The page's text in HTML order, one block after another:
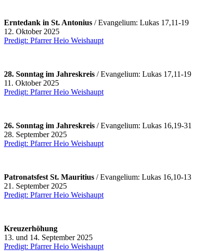
Erntedank in St. Antonius / Evangelium: Lukas 17,11-19
12. Oktober 2025
Predigt: Pfarrer Heio Weishaupt
28. Sonntag im Jahreskreis / Evangelium: Lukas 17,11-19
11. Oktober 2025
Predigt: Pfarrer Heio Weishaupt
26. Sonntag im Jahreskreis / Evangelium: Lukas 16,19-31
28. September 2025
Predigt: Pfarrer Heio Weishaupt
Patronatsfest St. Mauritius / Evangelium: Lukas 16,10-13
21. September 2025
Predigt: Pfarrer Heio Weishaupt
Kreuzerhöhung
13. und 14. September 2025
Predigt: Pfarrer Heio Weishaupt